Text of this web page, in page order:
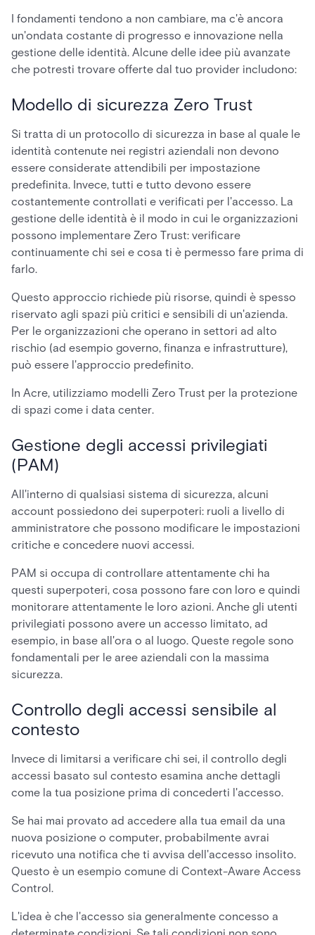
I fondamenti tendono a non cambiare, ma c'è ancora
un'ondata costante di progresso e innovazione nella
gestione delle identità. Alcune delle idee più avanzate
che potresti trovare offerte dal tuo provider includono:
Modello di sicurezza Zero Trust
Si tratta di un protocollo di sicurezza in base al quale le
identità contenute nei registri aziendali non devono
essere considerate attendibili per impostazione
predefinita. Invece, tutti e tutto devono essere
costantemente controllati e verificati per l'accesso. La
gestione delle identità è il modo in cui le organizzazioni
possono implementare Zero Trust: verificare
continuamente chi sei e cosa ti è permesso fare prima di
farlo.
Questo approccio richiede più risorse, quindi è spesso
riservato agli spazi più critici e sensibili di un'azienda.
Per le organizzazioni che operano in settori ad alto
rischio (ad esempio governo, finanza e infrastrutture),
può essere l'approccio predefinito.
In Acre, utilizziamo modelli Zero Trust per la protezione
di spazi come i data center.
Gestione degli accessi privilegiati
(PAM)
All'interno di qualsiasi sistema di sicurezza, alcuni
account possiedono dei superpoteri: ruoli a livello di
amministratore che possono modificare le impostazioni
critiche e concedere nuovi accessi.
PAM si occupa di controllare attentamente chi ha
questi superpoteri, cosa possono fare con loro e quindi
monitorare attentamente le loro azioni. Anche gli utenti
privilegiati possono avere un accesso limitato, ad
esempio, in base all'ora o al luogo. Queste regole sono
fondamentali per le aree aziendali con la massima
sicurezza.
Controllo degli accessi sensibile al
contesto
Invece di limitarsi a verificare chi sei, il controllo degli
accessi basato sul contesto esamina anche dettagli
come la tua posizione prima di concederti l'accesso.
Se hai mai provato ad accedere alla tua email da una
nuova posizione o computer, probabilmente avrai
ricevuto una notifica che ti avvisa dell'accesso insolito.
Questo è un esempio comune di Context-Aware Access
Control.
L'idea è che l'accesso sia generalmente concesso a